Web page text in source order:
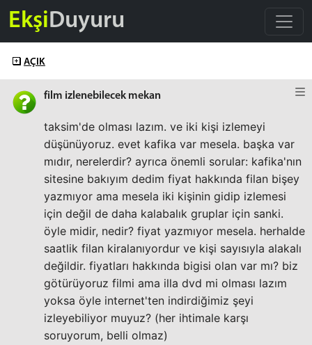
EkşiDuyuru
AÇIK
film izlenebilecek mekan
taksim'de olması lazım. ve iki kişi izlemeyi
düşünüyoruz. evet kafika var mesela. başka var
mıdır, nerelerdir? ayrıca önemli sorular: kafika'nın
sitesine bakıyım dedim fiyat hakkında filan bişey
yazmıyor ama mesela iki kişinin gidip izlemesi
için değil de daha kalabalık gruplar için sanki.
öyle midir, nedir? fiyat yazmıyor mesela. herhalde
saatlik filan kiralanıyordur ve kişi sayısıyla alakalı
değildir. fiyatları hakkında bigisi olan var mı? biz
götürüyoruz filmi ama illa dvd mi olması lazım
yoksa öyle internet'ten indirdiğimiz şeyi
izleyebiliyor muyuz? (her ihtimale karşı
soruyorum, belli olmaz)